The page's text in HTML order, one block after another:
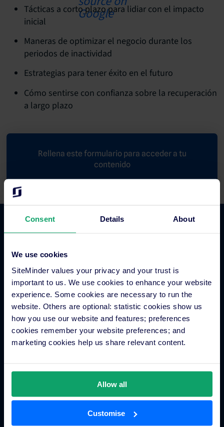
Consent Details About
We use cookies
SiteMinder values your privacy and your trust is
important to us. We use cookies to enhance your website
experience. Some cookies are necessary to run the
website. Others are optional: statistic cookies show us
how you use our website and features; preferences
cookies remember your website preferences; and
marketing cookies help us share relevant content.
Allow all
Customise
Tácticas a corto plazo para lidiar con el impacto
inicial
Maneras de optimizar el negocio durante los
periodos de inactividad
Estrategias para tener éxito en el futuro
Cómo sentirse con confianza sobre la recuperación
a largo plazo
Rellena este formulario para acceder a tu
contenido
Motor de reservas para hoteles
Creador de sitios web para hoteles
Gestión inteligente de tarifas hoteleras
Metabuscadores para hoteles
Procesamiento de pagos hoteleros
Sistema de distribución global (GDS)
Recursos